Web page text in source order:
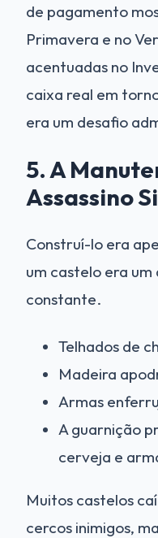
de pagamento
Primavera e no
acentuadas no
caixa real em
era um desafio
5. A
Assassino
Construí-lo era
um castelo era
constante.
Telhados de
Madeira
Armas
A guarnição
cerveja e
Muitos castelos
cercos inimigos,